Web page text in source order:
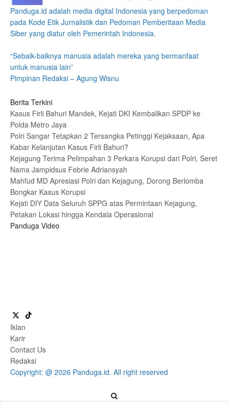
Panduga.id adalah media digital Indonesia yang berpedoman
pada Kode Etik Jurnalistik dan Pedoman Pemberitaan Media
Siber yang diatur oleh Pemerintah Indonesia.
“Sebaik-baiknya manusia adalah mereka yang bermanfaat
untuk manusia lain”
Pimpinan Redaksi – Agung Wisnu
Berita Terkini
Kasus Firli Bahuri Mandek, Kejati DKI Kembalikan SPDP ke
Polda Metro Jaya
Polri Sangar Tetapkan 2 Tersangka Petinggi Kejaksaan, Apa
Kabar Kelanjutan Kasus Firli Bahuri?
Kejagung Terima Pelimpahan 3 Perkara Korupsi dari Polri, Seret
Nama Jampidsus Febrie Adriansyah
Mahfud MD Apresiasi Polri dan Kejagung, Dorong Berlomba
Bongkar Kasus Korupsi
Kejati DIY Data Seluruh SPPG atas Permintaan Kejagung,
Petakan Lokasi hingga Kendala Operasional
Panduga Video
Iklan
Karir
Contact Us
Redaksi
Copyright: @ 2026 Panduga.id. All right reserved